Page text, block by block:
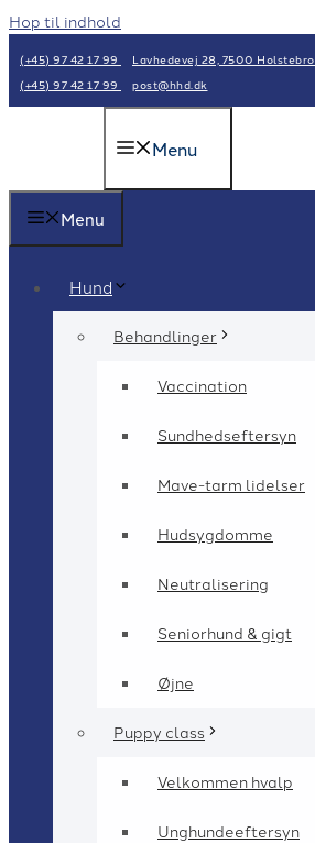
Hop til indhold
(+45) 97 42 17 99 Lavhedevej 28, 7500 Holstebro
(+45) 97 42 17 99
post@hhd.dk
Menu
Menu
Hund
Behandlinger
Vaccination
Sundhedseftersyn
Mave-tarm lidelser
Hudsygdomme
Neutralisering
Seniorhund & gigt
Øjne
Puppy class
Velkommen hvalp
Unghundeeftersyn